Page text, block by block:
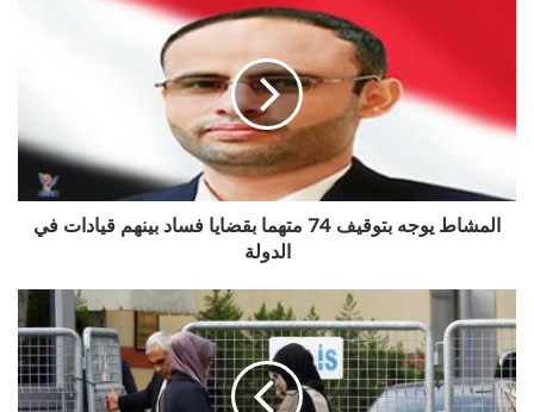
بقضايا
قيادات
في
المشاط يوجه بتوقيف 74 متهما بقضايا فساد بينهم قيادات في
الدولة
تركيا:
إجراء
جديد
بشأن
خطيبة